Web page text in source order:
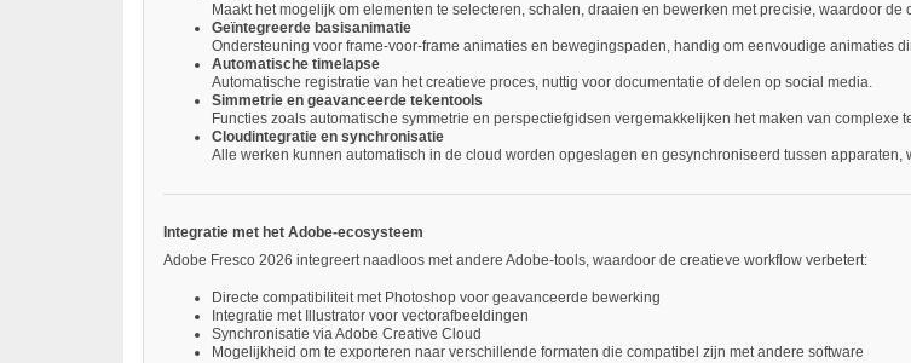
Maakt het mogelijk om elementen te selecteren, schalen, draaien en bewerken met precisie, waardoor
Geïntegreerde basisanimatie
Ondersteuning voor frame-voor-frame animaties en bewegingspaden, handig om eenvoudige animaties
Automatische timelapse
Automatische registratie van het creatieve proces, nuttig voor documentatie of delen op social media.
Simmetrie en geavanceerde tekentools
Functies zoals automatische symmetrie en perspectiefgidsen vergemakkelijken het maken van complexe
Cloudintegratie en synchronisatie
Alle werken kunnen automatisch in de cloud worden opgeslagen en gesynchroniseerd tussen
Integratie met het Adobe-ecosysteem
Adobe Fresco 2026 integreert naadloos met andere Adobe-tools, waardoor de creatieve workflow verbetert:
Directe compatibiliteit met Photoshop voor geavanceerde bewerking
Integratie met Illustrator voor vectorafbeeldingen
Synchronisatie via Adobe Creative Cloud
Mogelijkheid om te exporteren naar verschillende formaten die compatibel zijn met andere software